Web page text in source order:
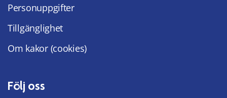
Personuppgifter
Tillgänglighet
Om kakor (cookies)
Följ oss